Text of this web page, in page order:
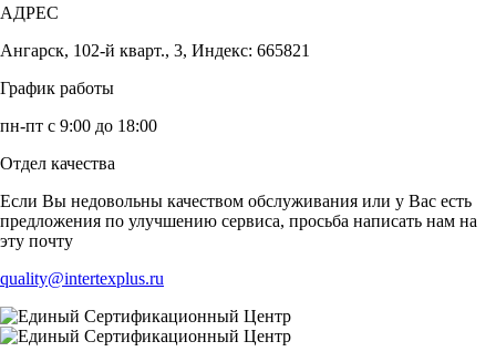
АДРЕС
Ангарск, 102-й кварт., 3, Индекс: 665821
График работы
пн-пт с 9:00 до 18:00
Отдел качества
Если Вы недовольны качеством обслуживания или у Вас есть
предложения по улучшению сервиса, просьба написать нам на
эту почту
quality@intertexplus.ru